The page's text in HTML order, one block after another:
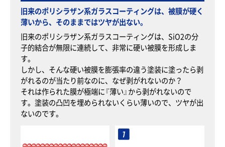
旧来のポリシラザン系ガラスコーティングは、被膜が硬く
薄いから、そのままではツヤが出ない。
旧来のポリシラザン系ガラスコーティングは、SiO2の分
子的結合が無限に連続して、非常に硬い被膜を形成しま
す。
しかし、そんな硬い被膜を膨張率の違う塗装に塗ったら剥
がれるのが当たり前なのに、なぜ剥がれないのか？
それは作られた膜が極端に『薄い』から剥がれないので
す。 塗装の凸凹を埋められないくらい薄いので、ツヤが出
ないのです。